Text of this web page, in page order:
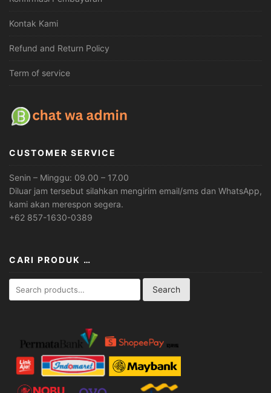
Kontak Kami
Refund and Return Policy
Term of service
CUSTOMER SERVICE
Senin – Minggu: 09.00 – 17.00
Diluar jam tersebut silahkan mengirim email/sms dan WhatsApp,
kami akan merespon segera.
+62 857-1630-0389
CARI PRODUK …
for:
Search